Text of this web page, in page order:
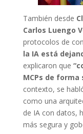
También desde
Carlos Luengo
protocolos de
la IA está
explicaron que
MCPs de
contexto, se
como una
de IA con datos,
más segura y